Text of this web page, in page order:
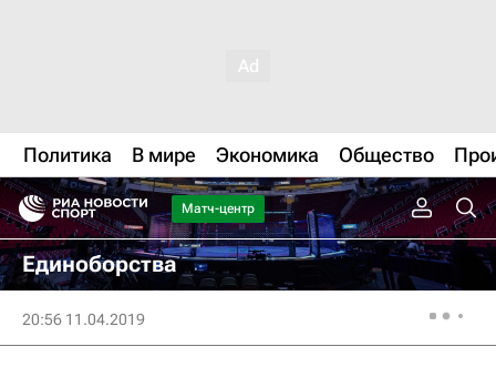
Политика В мире Экономика Общество
Матч-центр
Единоборства
20:56 11.04.2019